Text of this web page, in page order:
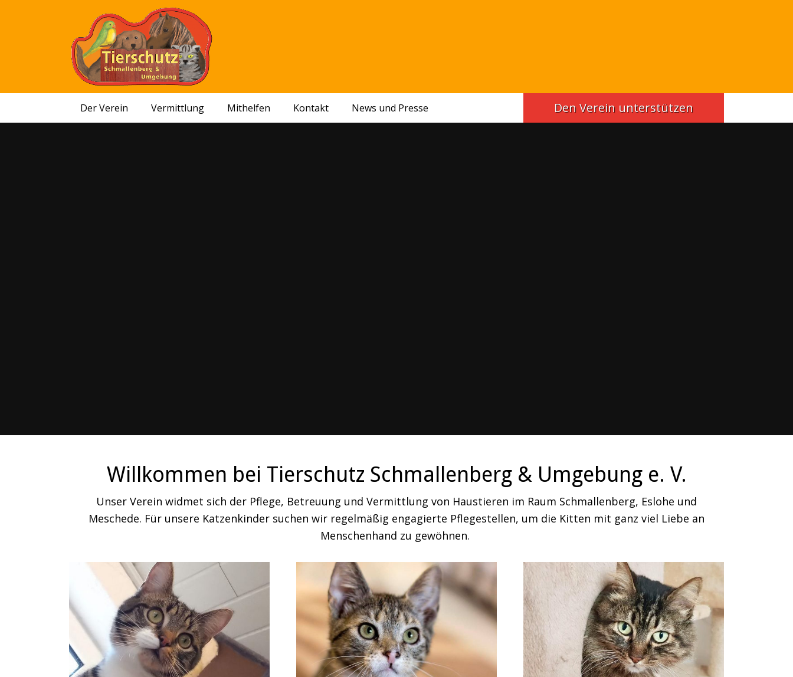
Der Verein Vermittlung Mithelfen Kontakt News und Presse Den Verein unterstützen
Willkommen bei Tierschutz Schmallenberg & Umgebung e. V.
Unser Verein widmet sich der Pflege, Betreuung und Vermittlung von Haustieren im Raum Schmallenberg, Eslohe und
Meschede. Für unsere Katzenkinder suchen wir regelmäßig engagierte Pflegestellen, um die Kitten mit ganz viel Liebe an
Menschenhand zu gewöhnen.